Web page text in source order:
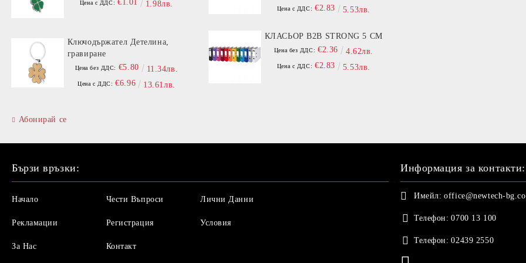
Цена с ДДС: €1.01 1.98лв.
Ключодържател Детелина,
гравиране
Цена без ДДС: €5.80 11.34лв.
Цена с ДДС: €6.96 13.61лв.
Абонирай се
Цена с ДДС: €2.83 5.53лв.
КЛАСЬОР B2B STRONG 5 СМ
Цена без ДДС: €2.36 4.62лв.
Цена с ДДС: €2.83 5.53лв.
Бързи връзки:
Начало
Рекламации
За Нас
Чести Въпроси
Регистрация
Контакт
Лични Данни
Условия
Информация за контакти:
Имейл: office@newtech-
Телефон: 0700 13 100
Телефон: 02439 2550